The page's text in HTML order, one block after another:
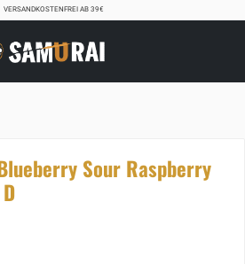
VERSANDKOSTENFREI AB 39€
Sour Raspberry